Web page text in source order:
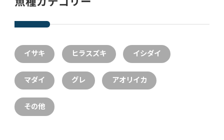
イサキ ヒラスズキ イシダイ
マダイ グレ アオリイカ
その他